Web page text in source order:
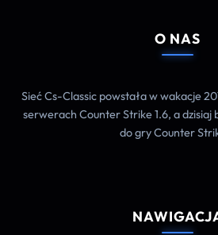
O NAS
Sieć Cs-Classic powstała w wakacje
serwerach Counter Strike 1.6, a dzisiaj
do gry Counter